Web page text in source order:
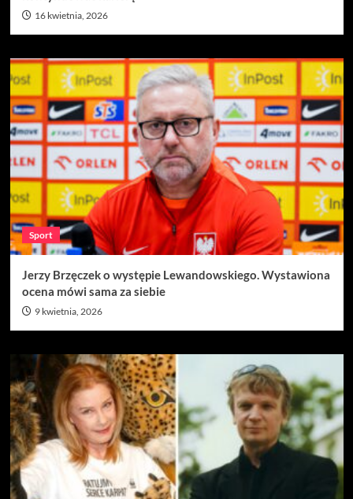
16 kwietnia, 2026
Sport
Jerzy Brzęczek o występie Lewandowskiego. Wystawiona
ocena mówi sama za siebie
9 kwietnia, 2026